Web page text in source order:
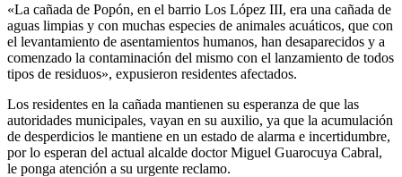
«La cañada de Popón, en el barrio Los López III, era una cañada de
aguas limpias y con muchas especies de animales acuáticos, que con
el levantamiento de asentamientos humanos, han desaparecidos y a
comenzado la contaminación del mismo con el lanzamiento de todos
tipos de residuos», expusieron residentes afectados.
Los residentes en la cañada mantienen su esperanza de que las
autoridades municipales, vayan en su auxilio, ya que la acumulación
de desperdicios le mantiene en un estado de alarma e incertidumbre,
por lo esperan del actual alcalde doctor Miguel Guarocuya Cabral,
le ponga atención a su urgente reclamo.